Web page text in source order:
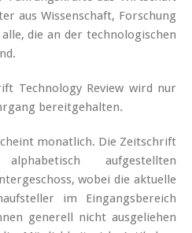
aus Wissenschaft, Forschung
die an der technologischen
Technology Review wird nur
bereitgehalten.
monatlich. Die Zeitschrift
aufgestellten
wobei die aktuelle
im Eingangsbereich
generell nicht ausgeliehen